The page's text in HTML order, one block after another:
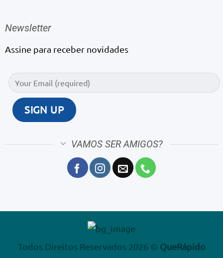
Newsletter
Assine para receber novidades
VAMOS SER AMIGOS?
Todos Direitos Reservados 2026 © QueRápido